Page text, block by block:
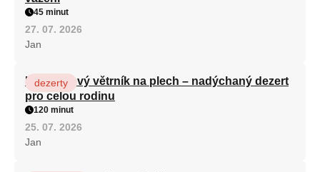
45 minut
27. 07. 2026
Jan
Karamelový větrník na plech – nadýchaný dezert
pro celou rodinu
dezerty
120 minut
25. 07. 2026
Jan